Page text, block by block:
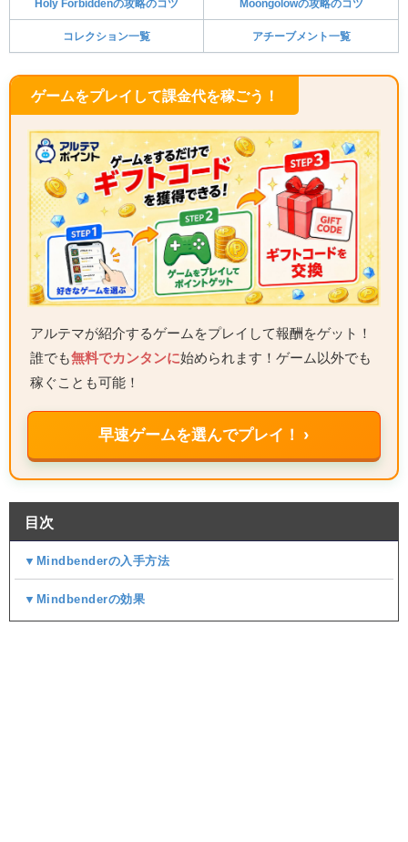
Holy Forbiddenの攻略のコツ Moongolowの攻略のコツ
コレクション一覧 アチーブメント一覧
ゲームをプレイして課金代を稼ごう！
アルテマが紹介するゲームをプレイして報酬をゲット！
誰でも無料でカンタンに始められます！ゲーム以外でも
稼ぐことも可能！
早速ゲームを選んでプレイ！ ›
目次
▼Mindbenderの入手方法
▼Mindbenderの効果